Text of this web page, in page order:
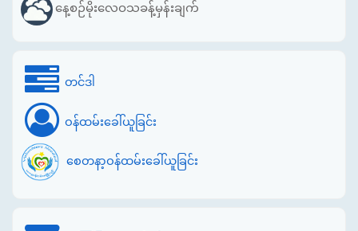
နေ့စဉ်မိုးလေဝသခန့်မှန်းချက်
တင်ဒါ
ဝန်ထမ်းခေါ်ယူခြင်း
စေတနာ့ဝန်ထမ်းခေါ်ယူခြင်း